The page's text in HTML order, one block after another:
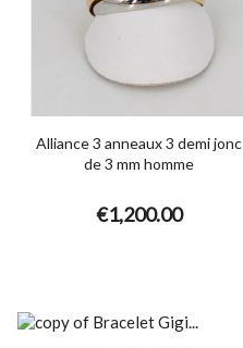
Alliance 3 anneaux 3 demi jonc
de 3 mm homme
€1,200.00